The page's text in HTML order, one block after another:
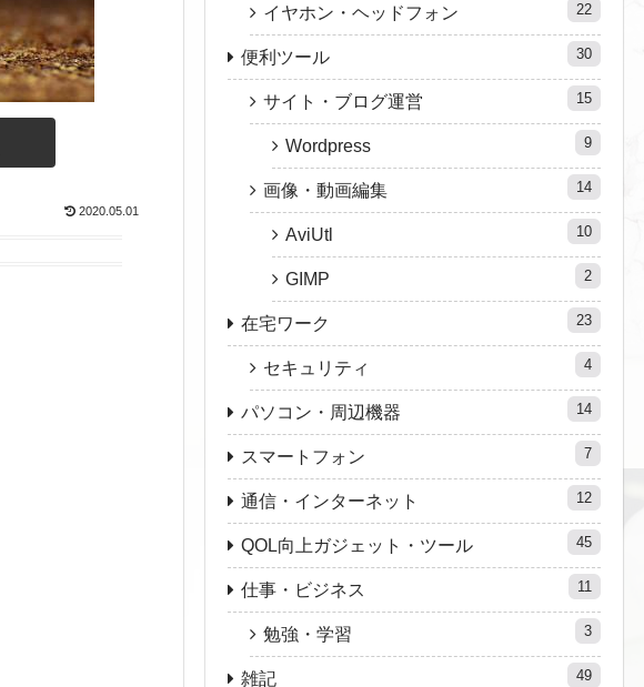
2020.05.01
イヤホン・ヘッドフォン 22
便利ツール 30
サイト・ブログ運営 15
Wordpress 9
画像・動画編集 14
AviUtl 10
GIMP 2
在宅ワーク 23
セキュリティ 4
パソコン・周辺機器 14
スマートフォン 7
通信・インターネット 12
QOL向上ガジェット・ツール 45
仕事・ビジネス 11
勉強・学習 3
雑記 49